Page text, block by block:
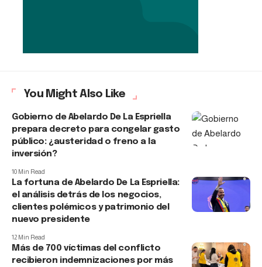
You Might Also Like
Gobierno de Abelardo De La Espriella
prepara decreto para congelar gasto
público: ¿austeridad o freno a la
inversión?
10 Min Read
La fortuna de Abelardo De La Espriella:
el análisis detrás de los negocios,
clientes polémicos y patrimonio del
nuevo presidente
12 Min Read
Más de 700 víctimas del conflicto
recibieron indemnizaciones por más